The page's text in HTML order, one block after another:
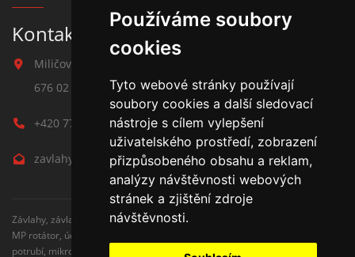
Používáme soubory
cookies
Tyto webové stránky používají
soubory cookies a další sledovací
nástroje s cílem vylepšení
uživatelského prostředí, zobrazení
přizpůsobeného obsahu a reklam,
analýzy návštěvnosti webových
stránek a zjištění zdroje
návštěvnosti.
Kontakt na závlahy
Miličova 541
676 02 Moravské Budějovice
+420 777 780 938
zavlahy@hmbuilding.cz
Závlahy, závlahové systémy, AZS, postřikovače, trysky, kapenkova závlaha,
MP rotátor, úderove postřikovače, automatické zavlažovaní, kapkovací
potrubí, mikrozávlaha, zahradní hadice, zahradní sloupky, Hunter,